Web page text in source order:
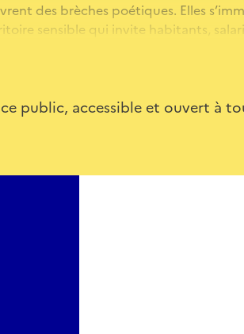
des brèches poétiques. Elles
sensible qui invite habitants,
de leur environnement.
public, accessible et ouvert à